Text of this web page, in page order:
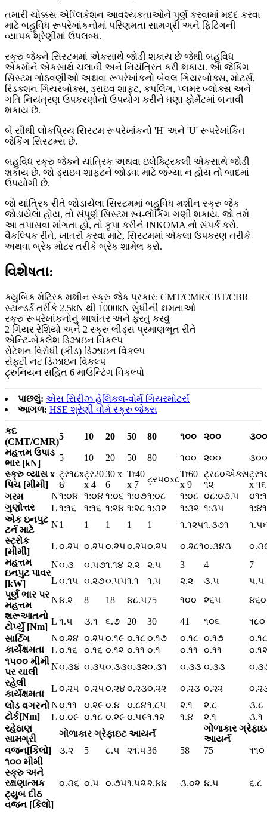
તમારી ચોક્કસ એપ્લિકેશન આવશ્યકતાઓને પૂર્ણ કરવામાં મદદ કરવા
માટે બહુવિધ રૂપરેખાંકનોમાં પરિણમતા સામગ્રી અને ફિટિંગની
વ્યાપક શ્રેણીમાં ઉપલબ્ધ.
સ્ક્રુ જેકને સિસ્ટમમાં એકસાથે જોડી શકાય છે જેથી બહુવિધ
એકમોને એકસાથે ચલાવી અને નિયંત્રિત કરી શકાય. આ જેકિંગ
સિસ્ટમ ગોઠવણીઓ અથવા રૂપરેખાંકનો બેવલ ગિયરબોક્સ, મોટર્સ,
રિડક્શન ગિયરબોક્સ, ડ્રાઇવ શાફ્ટ, કપલિંગ, પ્લમર બ્લોક્સ અને
ગતિ નિયંત્રણ ઉપકરણોનો ઉપયોગ કરીને ઘણા ફોર્મેટમાં બનાવી
શકાય છે.
બે સૌથી લોકપ્રિય સિસ્ટમ રૂપરેખાંકનો 'H' અને 'U' રૂપરેખાંકિત
જેકિંગ સિસ્ટમ્સ છે.
બહુવિધ સ્ક્રુ જેકને યાંત્રિક અથવા ઇલેક્ટ્રિકલી એકસાથે જોડી
શકાય છે. જો ડ્રાઇવ શાફ્ટને જોડવા માટે જગ્યા ન હોય તો બાદમાં
ઉપયોગી છે.
જો યાંત્રિક રીતે જોડાયેલા સિસ્ટમમાં બહુવિધ મશીન સ્ક્રુ જેક
જોડાયેલા હોય, તો સંપૂર્ણ સિસ્ટમ સ્વ-લોકિંગ ગણી શકાય. જો તમે
આ તપાસવા માંગતા હો, તો કૃપા કરીને INKOMA નો સંપર્ક કરો.
વૈકલ્પિક રીતે, ખાતરી કરવા માટે, સિસ્ટમમાં એકલા ઉપકરણ તરીકે
અથવા બ્રેક મોટર તરીકે બ્રેક શામેલ કરો.
વિશેષતા:
ક્યુબિક મેટ્રિક મશીન સ્ક્રુ જેક પ્રકાર: CMT/CMR/CBT/CBR
સ્ટાન્ડર્ડ તરીકે 2.5kN થી 1000kN સુધીની ક્ષમતાઓ
સ્ક્રુ રૂપરેખાંકનોનું ભાષાંતર અને ફરતું કરવું
2 ગિયર રેશિયો અને 2 સ્ક્રુ લીડ્સ પ્રમાણભૂત રીતે
એન્ટિ-બેકલેશ ડિઝાઇન વિકલ્પ
રોટેશન વિરોધી (કીડ) ડિઝાઇન વિકલ્પ
સેફ્ટી નટ ડિઝાઇન વિકલ્પ
ટ્રુનિયન સહિત 6 માઉન્ટિંગ વિકલ્પો
પાછલું: એસ સિરીઝ હેલિકલ-વોર્મ ગિયરમોટર્સ
આગળ: HSE શ્રેણી વોર્મ સ્ક્રુ જેક્સ
કદ
(CMT/CMR)
5 10 20 50 80 ૧૦૦ ૨૦૦
૩૦૦
મહત્તમ ઉપાડ
ભાર [kN]
5 10 20 50 80 ૧૦૦ ૨૦૦
૩૦૦
સ્ક્રુ વ્યાસ x
પિચ [મીમી]
ટ્ર૧૮x
૪
ટ્ર20
x 4
30 x
6
Tr40
x 7
ટ્ર૫૦x૮
Tr60
x 9
ટ્ર૮૦એક્સ
૧૨
x ૧૬
ગરમ
ગુણોત્તર
N૧:૦૪ ૧:૦૪ ૧:૦૬ ૧:૦૭૧:૦૮ ૧:૦૮ ૦૮:૦૭.૫
L ૧:૧૬ ૧:૧૬ ૧:૨૪ ૧:૨૮ ૧:૩૨ ૧:૩૨ ૧:૩૫
૧:૪૧
એક ઇનપુટ
ટર્ન માટે
સ્ટ્રોક
[મીમી]
N1 1 1 1 1 ૧.૧૨૫૧.૩૭૧
L ૦.૨૫ ૦.૨૫૦.૨૫૦.૨૫૦.૨૫ ૦.૨૮૧૦.૩૪૩
મહત્તમ
ઇનપુટ પાવર
[kW]
N૦.૩ ૦.૫૭૧.૧૪ ૨.૨ ૨.૫ 3 4
7
L ૦.૧૫ ૦.૨૭૦.૫૫૧.૧ ૧.૫ ૨.૨ ૩.૫
૫.૫
પૂર્ણ ભાર પર
મહત્તમ
શરૂઆતનો
ટોર્પ્યુ [Nm]
N૪.૨ 8 18 ૪૮.૫75 ૧૦૦ ૨૬૫ ૪૬૦
L ૧.૫ ૩.૧ ૬.૭ 20 30 41 ૧૦૬
૧૮૦
સાર્ટિંગ
કાર્યક્ષમતા
N૦.૨૪ ૦.૨૫૦.૧૯ ૦.૧૮ ૦.૧૭ ૦.૧૮ ૦.૧૭
૦.૧૮
L ૦.૧૬ ૦.૧૬ ૦.૧૨ ૦.૧૧ ૦.૧ ૦.૧૧ ૦.૧૧
૦.૧૨
૧૫૦૦ મીમી
પર ચાલી
રહેલી
કાર્યક્ષમતા
N૦.૩૪ ૦.૩૫૦.૩૩૦.૩૨૦.૩૧ ૦.૩૩ ૦.૩૩
L ૦.૨૫ ૦.૨૫૦.૨૪૦.૨૩૦.૨૨ ૦.૨૩ ૦.૨૨
લોડ વગરનો
ટોર્ક[Nm]
N૦.૧૧ ૦.૨૯ ૦.૪ ૦.૮૪૧.૮૫ ૨.૧ ૨.૮
૩.૮
L ૦.૦૯ ૦.૧૮ ૦.૨૯ ૦.૫૯૧.૧૨ ૧.૪ ૨.૧
૩.૧
રહેઠાણ
સામગ્રી
ગોળાકાર ગ્રેફાઇટ આયર્ન
ગોળાકાર
આયર્ન
વજન[કિલો]
૩.૨ 5 ૮.૫ ૨૧.૫36 58 75
૧૧૦
૧૦૦ મીમી
સ્ક્રુ અને
રક્ષણાત્મક
ટ્યુબ દીઠ
વજન [કિલો]
૦.૩૬ ૦.૫ ૦.૭૫૧.૫૨૨.૪૪ ૩.૦૨ ૪.૫ ૬.૮